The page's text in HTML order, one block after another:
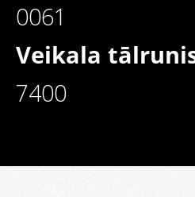
0061
Veikala
7400